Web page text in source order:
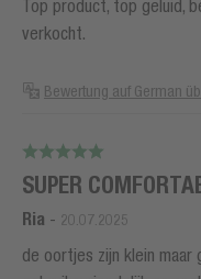
Top product, top geluid,
verkocht.
Bewertung auf German
SUPER
Ria - 20.07.2025
de oortjes zijn klein maar